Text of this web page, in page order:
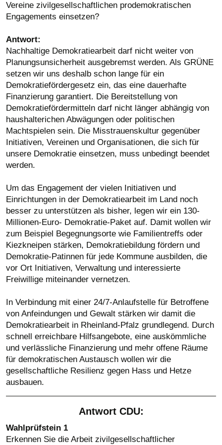
Vereine zivilgesellschaftlichen prodemokratischen
Engagements einsetzen?
Antwort:
Nachhaltige Demokratiearbeit darf nicht weiter von
Planungsunsicherheit ausgebremst werden. Als GRÜNE
setzen wir uns deshalb schon lange für ein
Demokratiefördergesetz ein, das eine dauerhafte
Finanzierung garantiert. Die Bereitstellung von
Demokratiefördermitteln darf nicht länger abhängig von
haushalterichen Abwägungen oder politischen
Machtspielen sein. Die Misstrauenskultur gegenüber
Initiativen, Vereinen und Organisationen, die sich für
unsere Demokratie einsetzen, muss unbedingt beendet
werden.
Um das Engagement der vielen Initiativen und
Einrichtungen in der Demokratiearbeit im Land noch
besser zu unterstützen als bisher, legen wir ein 130-
Millionen-Euro- Demokratie-Paket auf. Damit wollen wir
zum Beispiel Begegnungsorte wie Familientreffs oder
Kiezkneipen stärken, Demokratiebildung fördern und
Demokratie-Patinnen für jede Kommune ausbilden, die
vor Ort Initiativen, Verwaltung und interessierte
Freiwillige miteinander vernetzen.
In Verbindung mit einer 24/7-Anlaufstelle für Betroffene
von Anfeindungen und Gewalt stärken wir damit die
Demokratiearbeit in Rheinland-Pfalz grundlegend. Durch
schnell erreichbare Hilfsangebote, eine auskömmliche
und verlässliche Finanzierung und mehr offene Räume
für demokratischen Austausch wollen wir die
gesellschaftliche Resilienz gegen Hass und Hetze
ausbauen.
Antwort CDU:
Wahlprüfstein 1
Erkennen Sie die Arbeit zivilgesellschaftlicher